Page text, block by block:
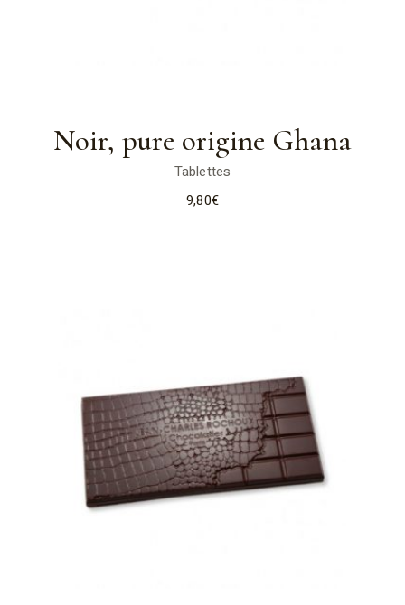
Noir, pure origine Ghana
Tablettes
9,80€